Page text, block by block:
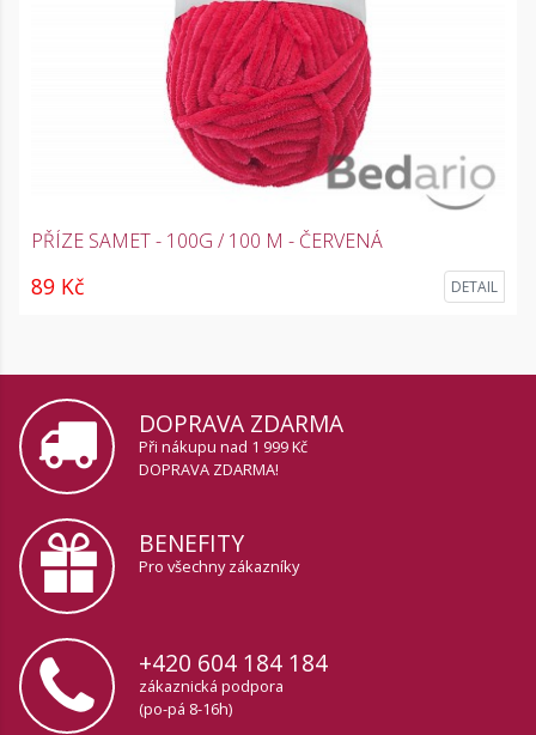
PŘÍZE SAMET - 100G / 100 M - ČERVENÁ
89 Kč DETAIL
DOPRAVA ZDARMA
Při nákupu nad 1 999 Kč
DOPRAVA ZDARMA!
BENEFITY
Pro všechny zákazníky
+420 604 184 184
zákaznická podpora
(po-pá 8-16h)